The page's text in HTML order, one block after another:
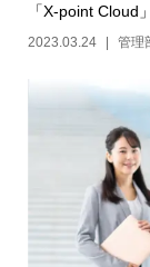
「X-point Cloud
2023.03.24 管理